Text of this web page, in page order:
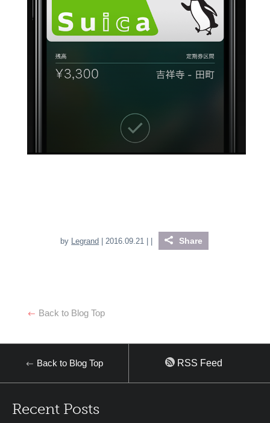
by Legrand | 2016.09.21 | Share
Back to Blog Top
Back to Blog Top RSS Feed
Recent Posts